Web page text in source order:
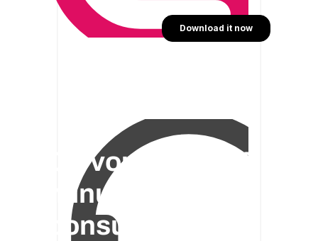
On vous offre 30
minutes de
consultation!